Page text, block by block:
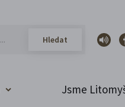
Jsme